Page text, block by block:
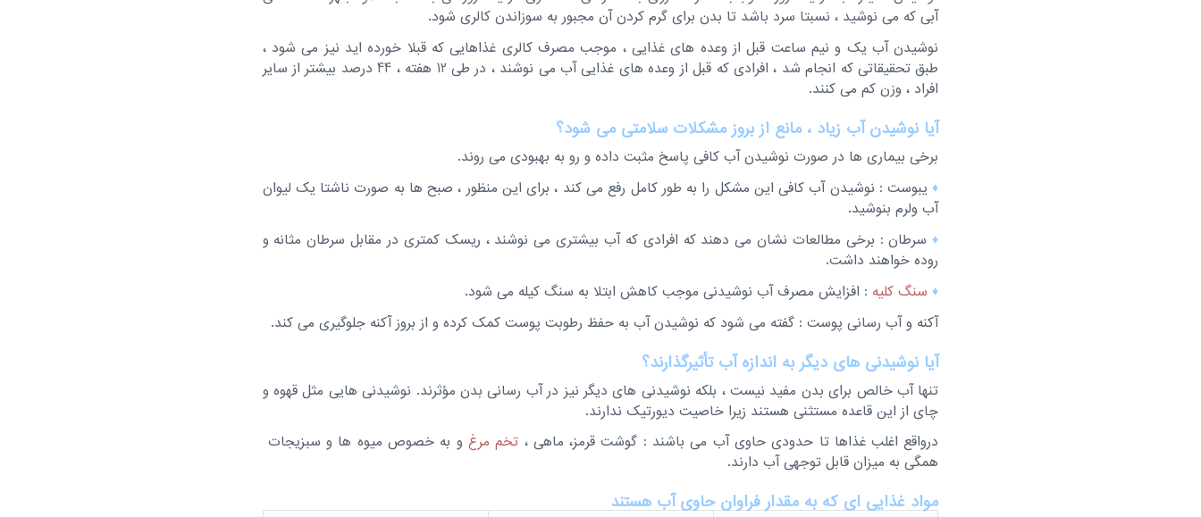
آبی که می نوشید ، نسبتا سرد باشد تا بدن برای گرم کردن آن مجبور به سوزاندن کالری شود.
نوشیدن آب یک و نیم ساعت قبل از وعده های غذایی ، موجب مصرف کالری غذاهایی که قبلا خورده اید نیز می شود ،
طبق تحقیقاتی که انجام شد ، افرادی که قبل از وعده های غذایی آب می نوشند ، در طی 12 هفته ، 44 درصد بیشتر از سایر
افراد ، وزن کم می کنند.
آیا نوشیدن آب زیاد ، مانع از بروز مشکلات سلامتی می شود؟
برخی بیماری ها در صورت نوشیدن آب کافی پاسخ مثبت داده و رو به بهبودی می روند.
♦یبوست : نوشیدن آب کافی این مشکل را به طور کامل رفع می کند ، برای این منظور ، صبح ها به صورت ناشتا یک لیوان
آب ولرم بنوشید.
♦ سرطان : برخی مطالعات نشان می دهند که افرادی که آب بیشتری می نوشند ، ریسک کمتری در مقابل سرطان مثانه و
روده خواهند داشت.
♦ سنگ کلیه : افزایش مصرف آب نوشیدنی موجب کاهش ابتلا به سنگ کیله می شود.
آکنه و آب رسانی پوست : گفته می شود که نوشیدن آب به حفظ رطوبت پوست کمک کرده و از بروز آکنه جلوگیری می کند.
آیا نوشیدنی های دیگر به اندازه آب تأثیرگذارند؟
تنها آب خالص برای بدن مفید نیست ، بلکه نوشیدنی های دیگر نیز در آب رسانی بدن مؤثرند. نوشیدنی هایی مثل قهوه و
چای از این قاعده مستثنی هستند زیرا خاصیت دیورتیک ندارند.
درواقع اغلب غذاها تا حدودی حاوی آب می باشند : گوشت قرمز، ماهی ، تخم مرغ و به خصوص میوه ها و سبزیجات
همگی به میزان قابل توجهی آب دارند.
مواد غذایی ای که به مقدار فراوان حاوی آب هستند